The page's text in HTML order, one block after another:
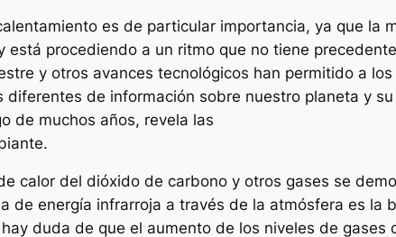
es de particular importancia, ya que la
está procediendo a un ritmo que no tiene
y otros avances tecnológicos han permitido a
diferentes de información sobre nuestro planeta y
de muchos años, revela las
calor del dióxido de carbono y otros gases se
de energía infrarroja a través de la atmósfera es la
duda de que el aumento de los niveles de